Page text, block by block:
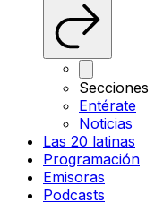
Secciones
Entérate
Noticias
Las 20 latinas
Programación
Emisoras
Podcasts